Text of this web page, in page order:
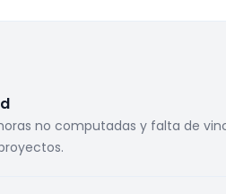
no computadas y falta de